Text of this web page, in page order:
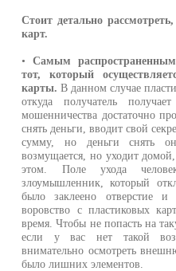
Стоит детально
карт.
•Самым
тот, который
карты. В данном случае
откуда получатель
мошенничества достаточно
снять деньги, вводит свой
сумму, но деньги снять
возмущается, но уходит
этом. Поле ухода
злоумышленник, который
было заклеено отверстие
воровство с пластиковых
время. Чтобы не попасть на
если у вас нет такой
внимательно осмотреть
было лишних элементов.